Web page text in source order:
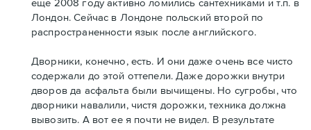
еще 2008 году активно ломились сантехниками и т.п. в
Лондон. Сейчас в Лондоне польский второй по
распространенности язык после английского.
Дворники, конечно, есть. И они даже очень все чисто
содержали до этой оттепели. Даже дорожки внутри
дворов да асфальта были вычищены. Но сугробы, что
дворники навалили, чистя дорожки, техника должна
вывозить. А вот ее я почти не видел. В результате